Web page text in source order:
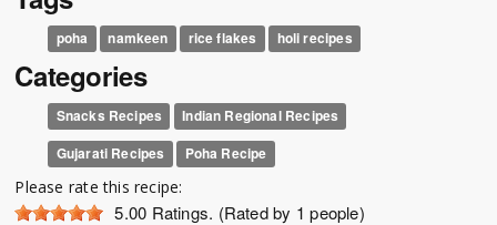
poha namkeen rice flakes holi recipes
Categories
Snacks Recipes
Indian Regional Recipes
Gujarati Recipes
Poha Recipe
Please rate this recipe:
5.00 Ratings. (Rated by 1 people)